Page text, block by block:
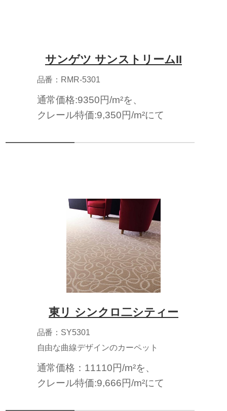
サンゲツ サンストリームII
品番：RMR-5301
通常価格:9350円/m²を、
クレール特価:9,350円/m²にて
東リ シンクロ二シティー
品番：SY5301
自由な曲線デザインのカーペット
通常価格：11110円/m²を、
クレール特価:9,666円/m²にて